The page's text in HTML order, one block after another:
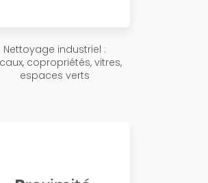
Nettoyage industriel :
copropriétés, vitres,
espaces verts